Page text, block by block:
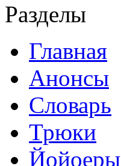
Разделы
Главная
Анонсы
Словарь
Трюки
Йойоеры